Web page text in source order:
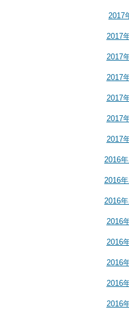
2017
2017
2017
2017
2017
2017
2017
2016
2016
2016
2016
2016
2016
2016
2016